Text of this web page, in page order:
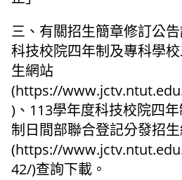
三、有關招生簡章修訂公
科技校院四年制及專科學
生網站
(https://
)、113學年度科技校院四
制日間部聯合登記分發招
(https://
42/)查詢下載。